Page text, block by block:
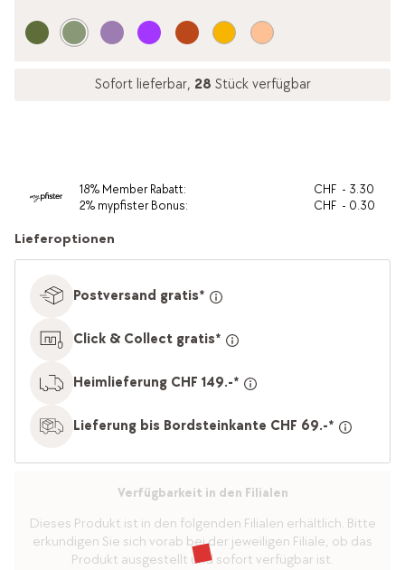
Sofort lieferbar, 28 Stück verfügbar
18% Member Rabatt:
2% mypfister Bonus:
CHF - 3.30
CHF - 0.30
Lieferoptionen
Postversand gratis*
Click & Collect gratis*
Heimlieferung CHF 149.-*
Lieferung bis Bordsteinkante CHF 69.-*
Verfügbarkeit in den Filialen
Dieses Produkt ist in den folgenden Filialen erhältlich. Bitte
erkundigen Sie sich vorab bei der jeweiligen Filiale, ob das
Produkt ausgestellt und sofort verfügbar ist.